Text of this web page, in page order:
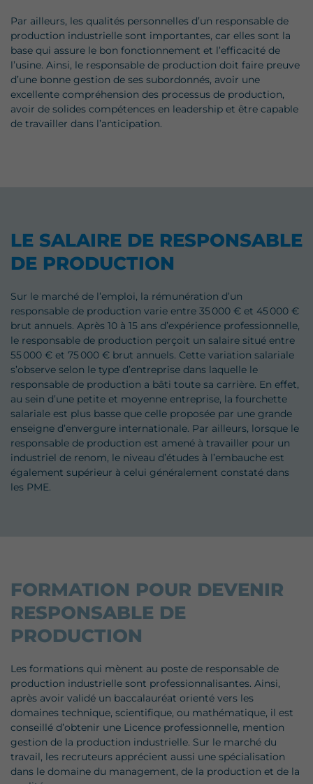
Par ailleurs, les qualités personnelles d’un responsable de
production industrielle sont importantes, car elles sont la
base qui assure le bon fonctionnement et l’efficacité de
l’usine. Ainsi, le responsable de production doit faire preuve
d’une bonne gestion de ses subordonnés, avoir une
excellente compréhension des processus de production,
avoir de solides compétences en leadership et être capable
de travailler dans l’anticipation.
LE SALAIRE DE RESPONSABLE
DE PRODUCTION
Sur le marché de l’emploi, la rémunération d’un
responsable de production varie entre 35 000 € et 45 000 €
brut annuels. Après 10 à 15 ans d’expérience professionnelle,
le responsable de production perçoit un salaire situé entre
55 000 € et 75 000 € brut annuels. Cette variation salariale
s’observe selon le type d’entreprise dans laquelle le
responsable de production a bâti toute sa carrière. En effet,
au sein d’une petite et moyenne entreprise, la fourchette
salariale est plus basse que celle proposée par une grande
enseigne d’envergure internationale. Par ailleurs, lorsque le
responsable de production est amené à travailler pour un
industriel de renom, le niveau d’études à l’embauche est
également supérieur à celui généralement constaté dans
les PME.
FORMATION POUR DEVENIR
RESPONSABLE DE
PRODUCTION
Les formations qui mènent au poste de responsable de
production industrielle sont professionnalisantes. Ainsi,
après avoir validé un baccalauréat orienté vers les
domaines technique, scientifique, ou mathématique, il est
conseillé d’obtenir une Licence professionnelle, mention
gestion de la production industrielle. Sur le marché du
travail, les recruteurs apprécient aussi une spécialisation
dans le domaine du management, de la production et de la